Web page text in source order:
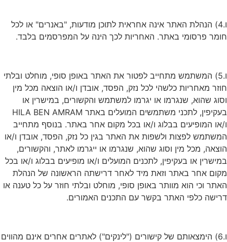
ו.4) הנהלת האתר אינה אחראית לתוכן מודעות, "באנרים" או לכל
חומר פרסומי באתר. האחריות לכך הינה על המפרסמים בלבד.
ו.5) המשתמש מתחייב לפטור את האתר באופן סופי, מוחלט ובלתי
חוזר מאחריות כלשהי לכל נזק, הפסד, אובדן ו/או הוצאה מכל מין
וסוג שהוא, שנגרמו או יגרמו למשתמש והקשורים, במישרין או
בעקיפין, לתכני משתמשים המועלים באתר HILA BEN AMRAM
ו/או המופיעים בבלוג ו/או בכל מקום אחר באתר. בנוסף מתחייב
המשתמש לפצות ולשפות את האתר בגין כל נזק, הפסד, אובדן ו/או
הוצאה, מכל מין וסוג שהוא, שנגרמו או ייגרמו לאתר, והקשורים,
במישרין או בעקיפין, לתכנים המועלים ו/או מופיעים בבלוג ו/או בכל
מקום אחר באתר וזאת מיד לאחר דרישתה הראשונה של הנהלת
האתר וכי הוא מוותר באופן סופי, מוחלט ובלתי חוזר על כל טענה או
דרישה כלפי האתר בקשר עם התכנים האמורים.
ו.6) הימצאותם של קישורים ("לינקים") לאתרים אחרים אינם מהווים